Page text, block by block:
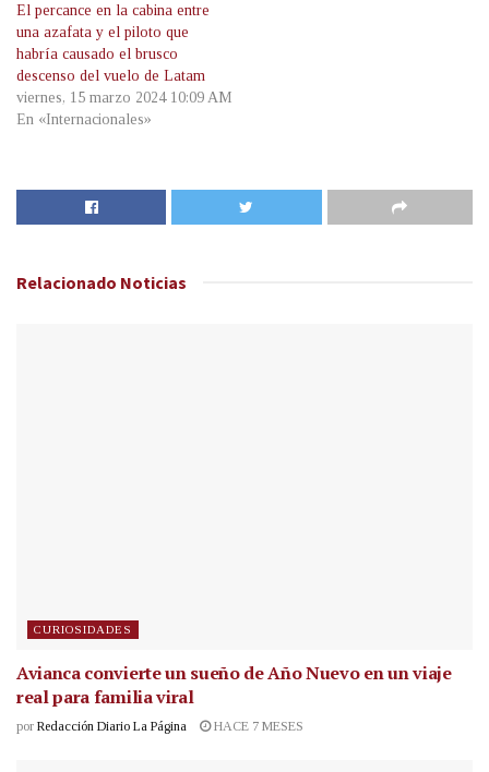
El percance en la cabina entre
una azafata y el piloto que
habría causado el brusco
descenso del vuelo de Latam
viernes, 15 marzo 2024 10:09 AM
En «Internacionales»
Relacionado Noticias
CURIOSIDADES
Avianca convierte un sueño de Año Nuevo en un viaje
real para familia viral
por Redacción Diario La Página HACE 7 MESES